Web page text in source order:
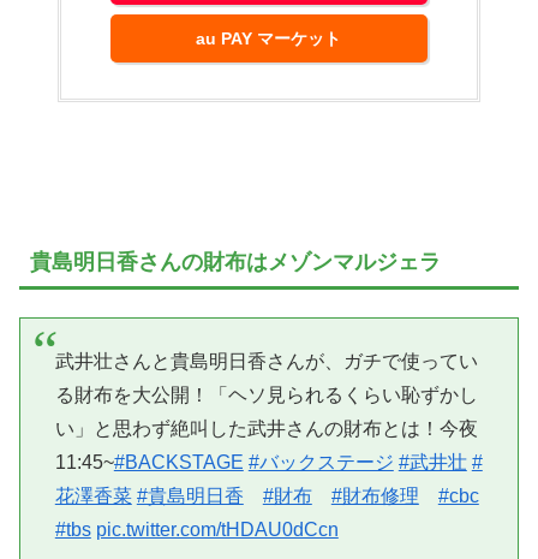
au PAY マーケット
貴島明日香さんの財布はメゾンマルジェラ
武井壮さんと貴島明日香さんが、ガチで使ってい
る財布を大公開！「ヘソ見られるくらい恥ずかし
い」と思わず絶叫した武井さんの財布とは！今夜
11:45~#BACKSTAGE #バックステージ #武井壮 #
花澤香菜 #貴島明日香 #財布 #財布修理
#cbc
#tbs pic.twitter.com/tHDAU0dCcn